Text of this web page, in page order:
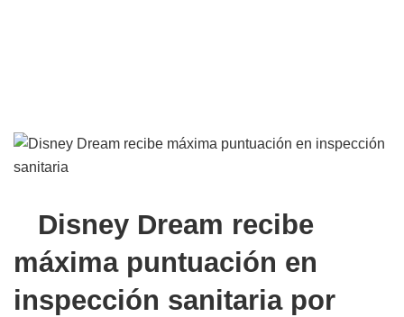
Disney Dream recibe
máxima puntuación en
inspección sanitaria por